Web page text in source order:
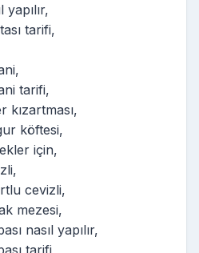
tarifi,
tarifi,
köftesi,
için,
cevizli,
mezesi,
nasıl yapılır,
tarifi,